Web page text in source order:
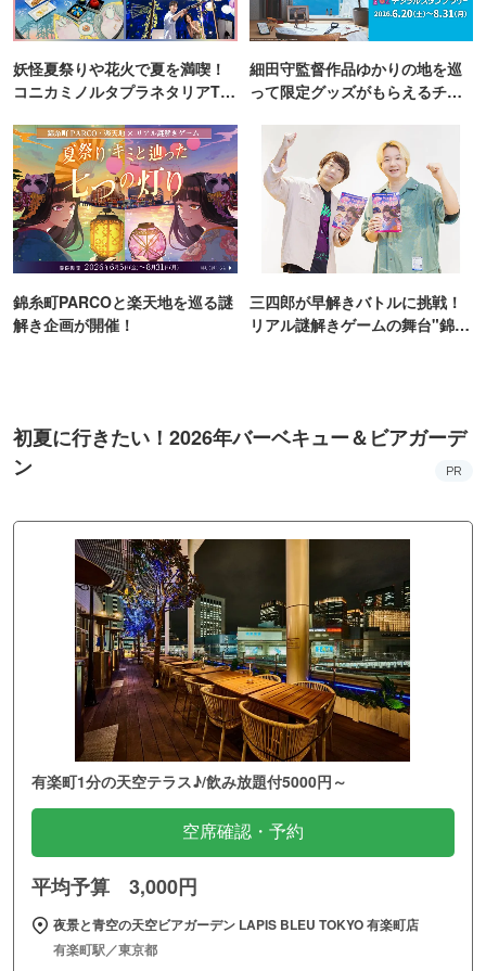
錦糸町PARCOと楽天地を巡る謎
解き企画が開催！
三四郎が早解きバトルに挑戦！
リアル謎解きゲームの舞台"錦糸
町PARCO・楽天地"を巡る！
初夏に行きたい！2026年バーベキュー＆ビアガーデ
ン
PR
有楽町1分の天空テラス♪/飲み放題付5000円～
空席確認・予約
平均予算 3,000円
夜景と青空の天空ビアガーデン LAPIS BLEU TOKYO 有楽町店
有楽町駅／東京都